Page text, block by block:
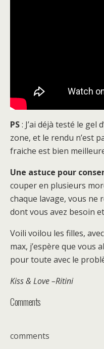
PS: J’ai déjà testé le gel
zone, et le rendu n’est
fraiche est bien
Une astuce pour
couper en plusieurs
chaque lavage, vous ne
dont vous avez besoin
Voili voilou les filles,
max, j’espère que vous
pour toute avec le
Kiss & Love –Ritini
Comments
comments